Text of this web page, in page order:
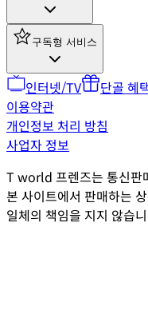
구독형 서비스
인터넷/TV 단골 혜
이용약관
개인정보 처리 방침
사업자 정보
T world 프렌즈는 통신판
본 사이트에서 판매하는
일체의 책임을 지지 않습